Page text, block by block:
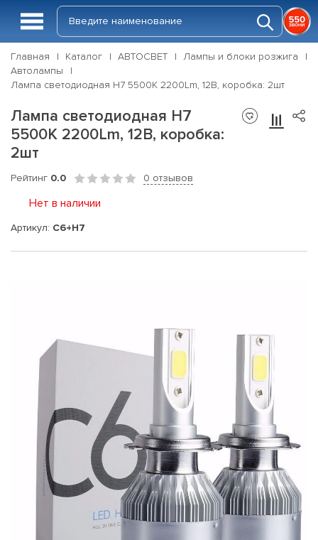
Главная Каталог АВТОСВЕТ
Лампы и блоки розжига
Автолампы
Лампа светодиодная H7 5500K 2200Lm, 12В, коробка: 2шт
Лампа светодиодная H7
5500K 2200Lm, 12В, коробка:
2шт
Рейтинг 0.0 0 отзывов
Нет в наличии
Артикул: С6+H7